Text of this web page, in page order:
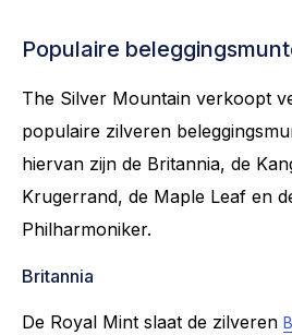
Populaire
The Silver Mountain verkoopt
populaire zilveren
hiervan zijn de Britannia, de
Krugerrand, de Maple Leaf en
Philharmoniker.
Britannia
De Royal Mint slaat de zilveren